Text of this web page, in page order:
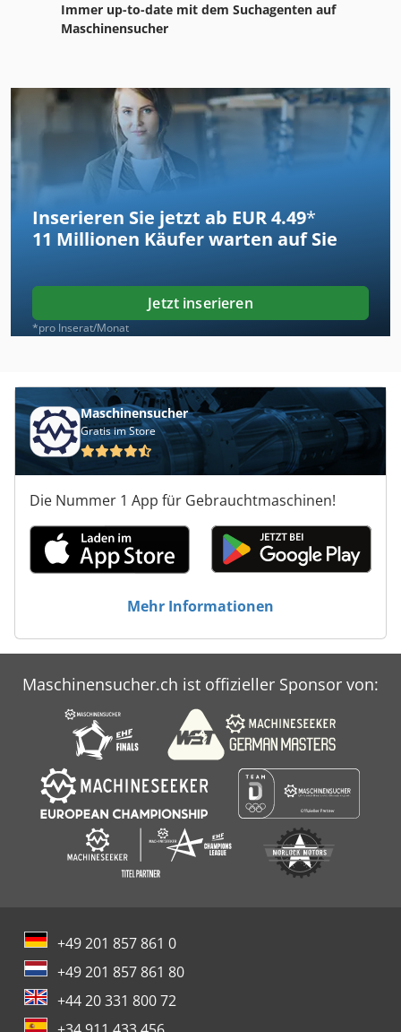
Immer up-to-date mit dem Suchagenten auf
Maschinensucher
Inserieren Sie jetzt ab EUR 4.49*
11 Millionen Käufer warten auf Sie
Jetzt inserieren
*pro Inserat/Monat
Maschinensucher
Gratis im Store
Die Nummer 1 App für Gebrauchtmaschinen!
Mehr Informationen
Maschinensucher.ch ist offizieller Sponsor von:
+49 201 857 861 0
+49 201 857 861 80
+44 20 331 800 72